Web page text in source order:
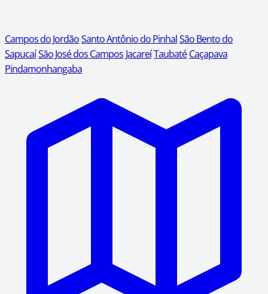
Campos do JordãoSanto Antônio do PinhalSão Bento do
SapucaíSão José dos Campos JacareíTaubaté Caçapava
Pindamonhangaba